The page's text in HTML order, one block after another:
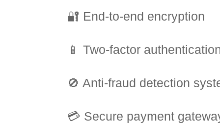
🔐 End-to-end encryption
📱 Two-factor
🚫 Anti-fraud detection
💳 Secure payment